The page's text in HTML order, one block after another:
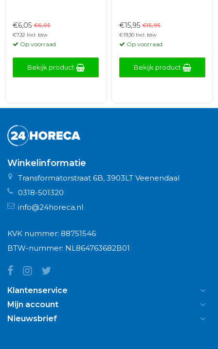
€6,05 €6,05
€7,32 Incl. btw
Op voorraad
Bekijk product
€15,95 €15,95
€19,30 Incl. btw
Op voorraad
Bekijk product
Winkelinformatie
Transformatorstraat 6B, 3903LT Veenendaal
0318-501320
info@24horeca.nl
KVK nummer: 88751546
BTW-nummer: NL864763682B01
Klantenservice
Mijn account
Nieuwsbrief